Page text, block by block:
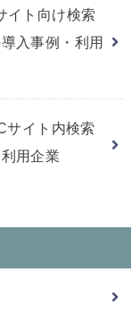
イト向け検索
入事例・利用
サイト内検索
用企業